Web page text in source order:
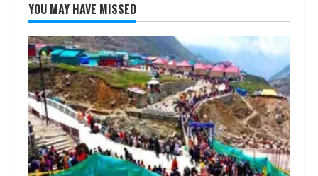
YOU MAY HAVE MISSED